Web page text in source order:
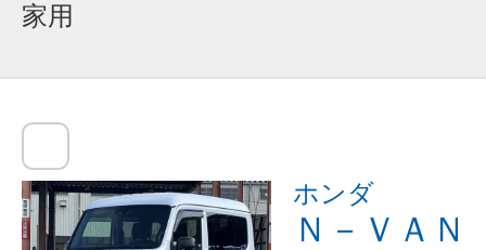
家用
ホンダ
Ｎ－ＶＡ